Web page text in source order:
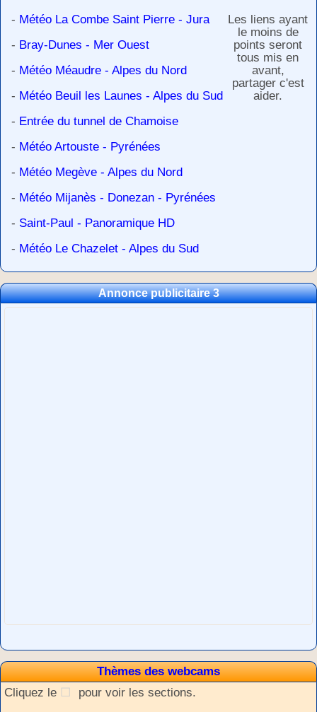
- Météo La Combe Saint Pierre - Jura
- Bray-Dunes - Mer Ouest
- Météo Méaudre - Alpes du Nord
- Météo Beuil les Launes - Alpes du Sud
- Entrée du tunnel de Chamoise
- Météo Artouste - Pyrénées
- Météo Megève - Alpes du Nord
- Météo Mijanès - Donezan - Pyrénées
- Saint-Paul - Panoramique HD
- Météo Le Chazelet - Alpes du Sud
Les liens ayant
le moins de
points seront
tous mis en
avant,
partager c'est
aider.
Annonce publicitaire 3
Thèmes des webcams
Cliquez le
pour voir les sections.